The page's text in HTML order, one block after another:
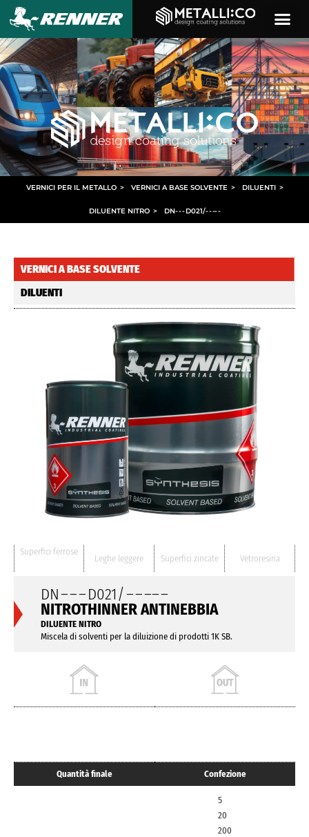
VERNICI PER IL METALLO > VERNICI A BASE SOLVENTE > DILUENTI >
DILUENTE NITRO > DN- - -D021/- - -- -
VERNICI A BASE SOLVENTE
DILUENTI
Superfici ferrose
Leghe leggere Superfici zincate Vetroresina
DN– – –D021/– – –– –
NITROTHINNER ANTINEBBIA
DILUENTE NITRO
Miscela di solventi per la diluizione di prodotti 1K SB.
Quantità finale Confezione
5
20
200